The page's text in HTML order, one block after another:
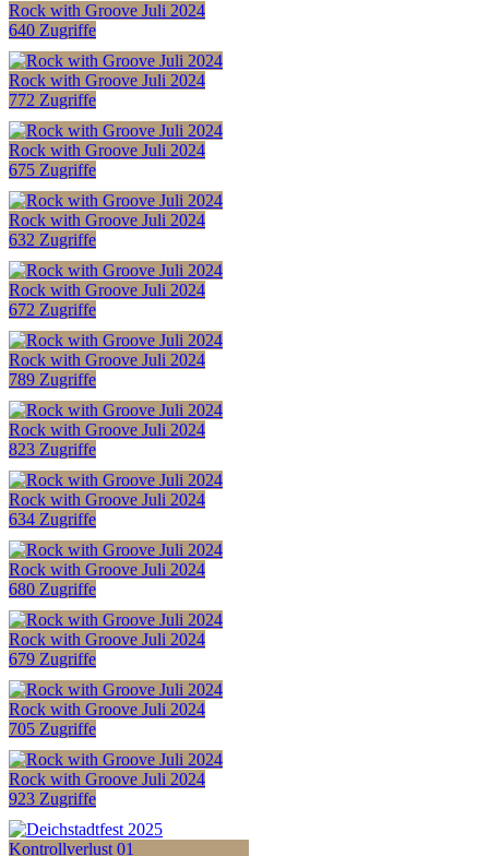
Rock with Groove Juli 2024
640 Zugriffe
Rock with Groove Juli 2024
772 Zugriffe
Rock with Groove Juli 2024
675 Zugriffe
Rock with Groove Juli 2024
632 Zugriffe
Rock with Groove Juli 2024
672 Zugriffe
Rock with Groove Juli 2024
789 Zugriffe
Rock with Groove Juli 2024
823 Zugriffe
Rock with Groove Juli 2024
634 Zugriffe
Rock with Groove Juli 2024
680 Zugriffe
Rock with Groove Juli 2024
679 Zugriffe
Rock with Groove Juli 2024
705 Zugriffe
Rock with Groove Juli 2024
923 Zugriffe